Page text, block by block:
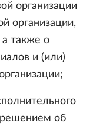
организации
организации,
также о
и (или)
решением об